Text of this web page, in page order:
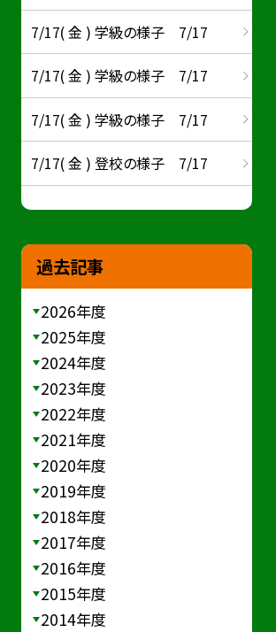
7/17( 金 ) 学級の様子 7/17
7/17( 金 ) 学級の様子 7/17
7/17( 金 ) 学級の様子 7/17
7/17( 金 ) 登校の様子 7/17
過去記事
2026年度
2025年度
2024年度
2023年度
2022年度
2021年度
2020年度
2019年度
2018年度
2017年度
2016年度
2015年度
2014年度